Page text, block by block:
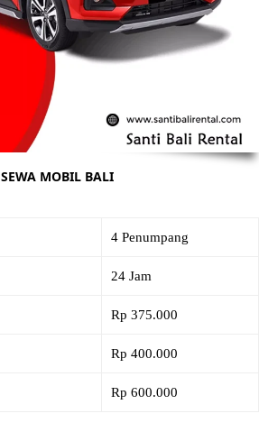
SEWA MOBIL BALI
4 Penumpang
24 Jam
Rp 375.000
Rp 400.000
Rp 600.000